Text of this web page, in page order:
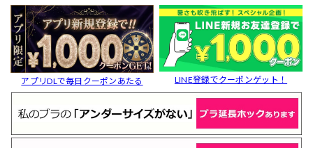
アプリDLで毎日クーポンあたる LINE登録でクーポンゲット！